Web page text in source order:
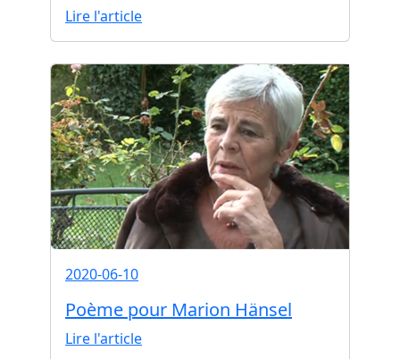
Lire l'article
2020-06-10
Poème pour Marion Hänsel
Lire l'article